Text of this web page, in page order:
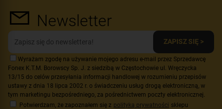
Newsletter
ZAPISZ SIĘ >
Wyrażam zgodę na używanie mojego adresu e-mail przez Sprzedawcę
Fonex K.T.M. Borowscy Sp. J. z siedzibą w Częstochowie ul. Wręczycka
13/15 do celów przesyłania informacji handlowej w rozumieniu przepisów
ustawy z dnia 18 lipca 2002 r. o świadczeniu usług drogą elektroniczną, w
tym marketingu bezpośredniego, za pośrednictwem poczty elektronicznej.
Potwierdzam, że zapoznałem się z polityką prywatności sklepu